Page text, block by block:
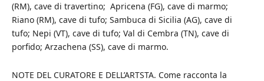
(RM), cave di travertino; Apricena (FG), cave di marmo;
Riano (RM), cave di tufo; Sambuca di Sicilia (AG), cave di
tufo; Nepi (VT), cave di tufo; Val di Cembra (TN), cave di
porfido; Arzachena (SS), cave di marmo.
NOTE DEL CURATORE E DELL’ARTSTA. Come racconta la